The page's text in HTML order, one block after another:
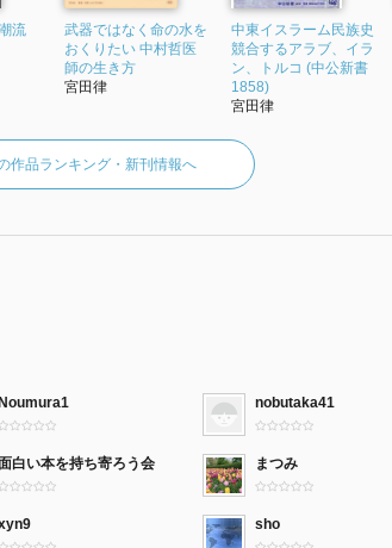
流
武器ではなく命の水を
おくりたい 中村哲医
師の生き方
宮田律
中東イスラーム民族史
競合するアラブ、イラ
ン、トルコ (中公新書
1858)
宮田律
作品ランキング・新刊情報へ
Noumura1 nobutaka41
白い本を持ち寄ろう会 まつみ
sho